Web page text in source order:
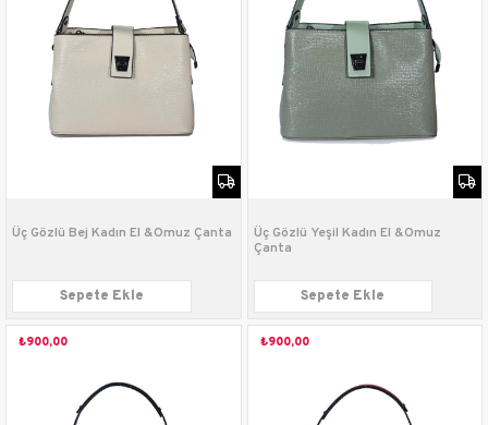
Üç Gözlü Bej Kadın El &Omuz Çanta
Sepete Ekle
Üç Gözlü Yeşil Kadın El &Omuz
Çanta
Sepete Ekle
₺900,00 ₺900,00